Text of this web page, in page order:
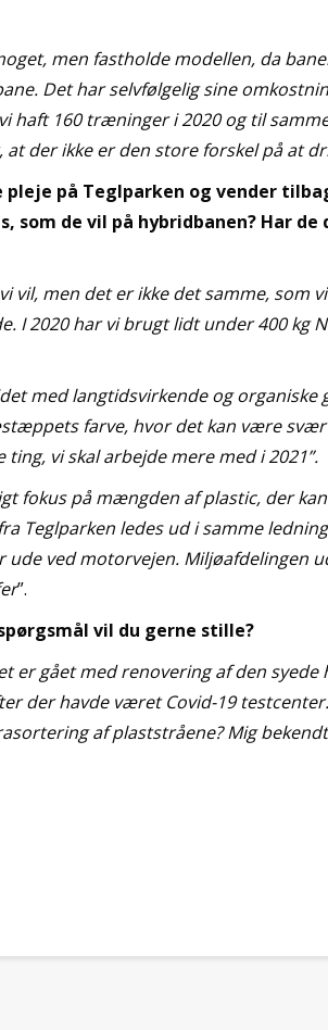
men fastholde modellen, da
Det har selvfølgelig sine
haft 160 træninger i 2020 og til
der ikke er den store forskel på at
på Teglparken og vender
som de vil på hybridbanen? Har
vil, men det er ikke det samme, som
I 2020 har vi brugt lidt under 400 kg
med langtidsvirkende og
farve, hvor det kan være
vi skal arbejde mere med i 2021”.
fokus på mængden af plastic, der
Teglparken ledes ud i samme
ved motorvejen. Miljøafdelingen
”.
vil du gerne stille?
er gået med renovering af den syede
der havde været Covid-19
af plaststråene? Mig